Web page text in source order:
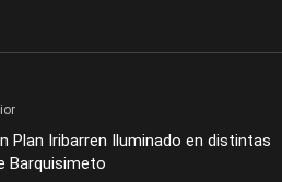
Plan Iribarren Iluminado en distintas
Barquisimeto